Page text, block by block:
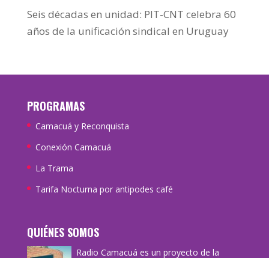
Seis décadas en unidad: PIT-CNT celebra 60
años de la unificación sindical en Uruguay
PROGRAMAS
Camacuá y Reconquista
Conexión Camacuá
La Trama
Tarifa Nocturna por antipodes café
QUIÉNES SOMOS
Radio Camacuá es un proyecto de la